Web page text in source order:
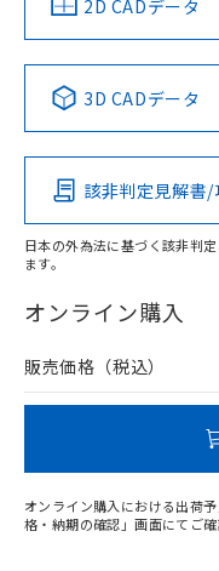
Pb Hg
O
在庫等で未対応品が
問い合わせください。
2D CADデータ
3D CADデータ
該非判定見解書/
日本の外為法に基づく該非判
ます。
オンライン購入
販売価格（税込）
オンライン購入における出荷
格・納期の確認」画面にてご確